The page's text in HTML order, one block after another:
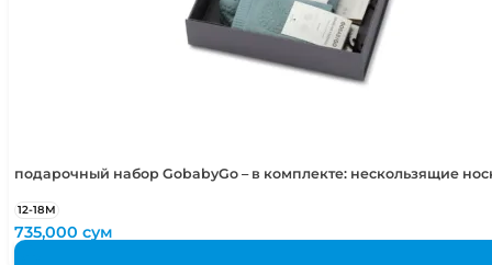
подарочный набор GobabyGo – в комплекте: нескользящие
12-18М
735,000сум